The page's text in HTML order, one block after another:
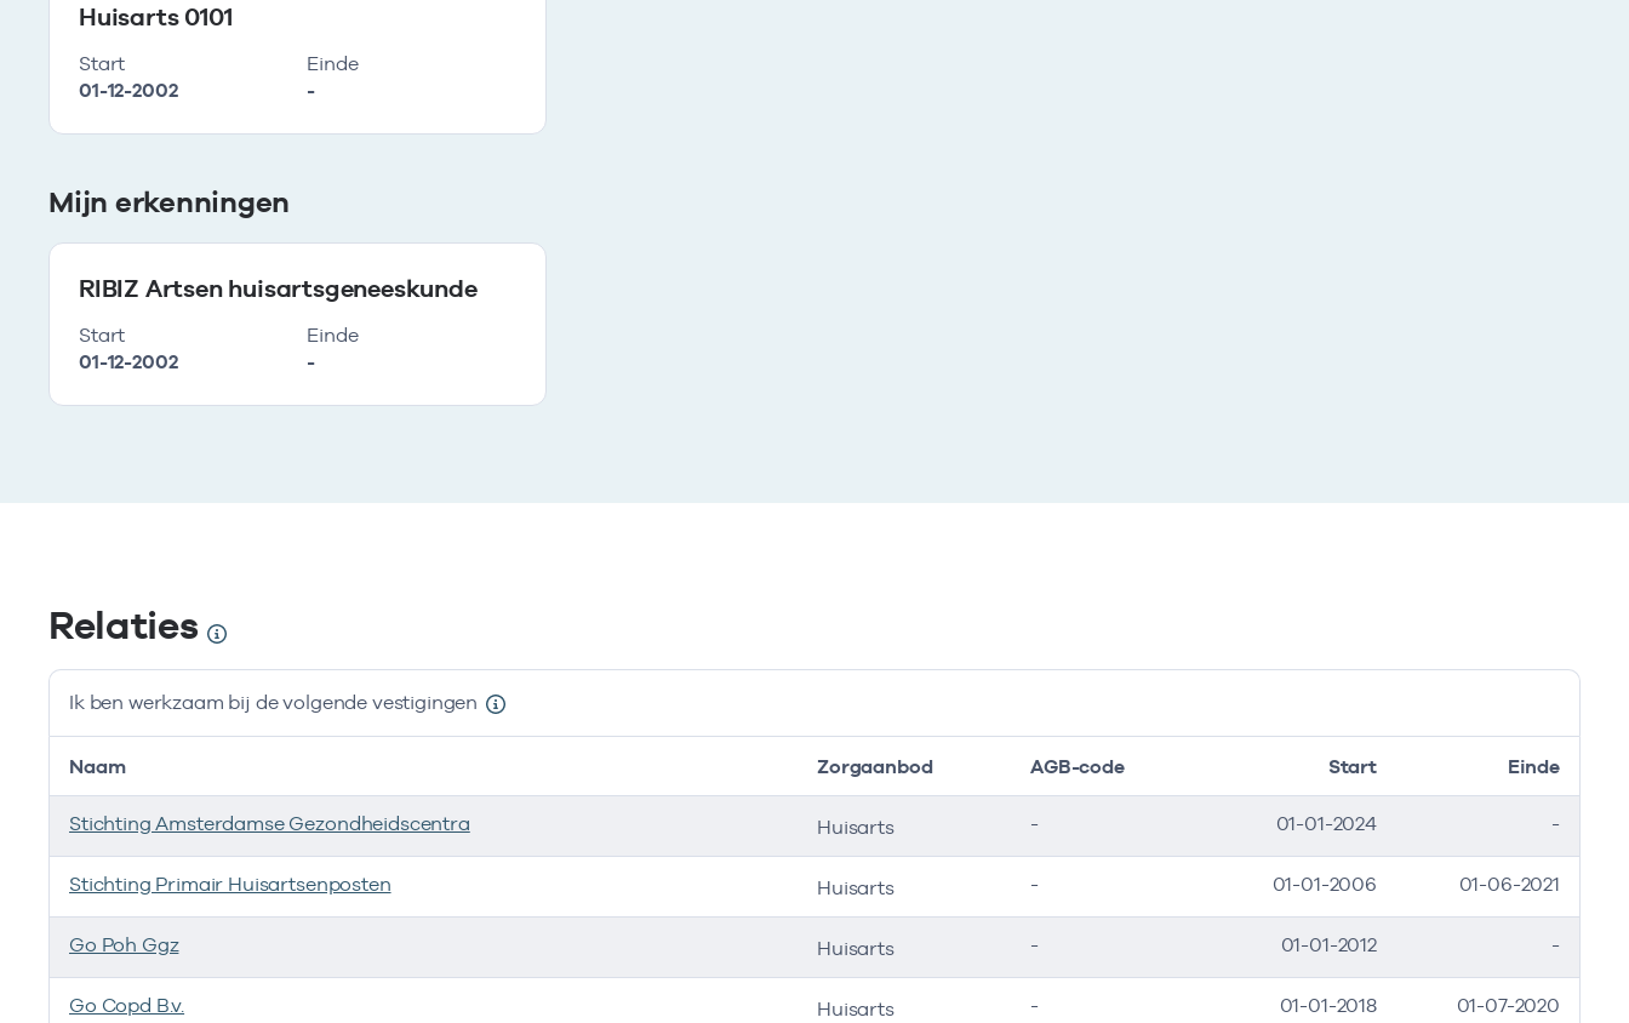
Huisarts 0101
Start
01-12-2002
Einde
-
Mijn erkenningen
RIBIZ Artsen huisartsgeneeskunde
Start
01-12-2002
Einde
-
Relaties
Ik ben werkzaam bij de volgende vestigingen
Naam Zorgaanbod AGB-code Start Einde
Stichting Amsterdamse Gezondheidscentra Huisarts - 01-01-2024 -
Stichting Primair Huisartsenposten Huisarts - 01-01-2006 01-06-2021
Go Poh Ggz Huisarts - 01-01-2012 -
Go Copd B.v. Huisarts - 01-01-2018 01-07-2020